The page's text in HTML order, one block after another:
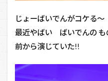
じょーばいでんがコケる～
最近やばい ばいでんの も
前から演じていた!!